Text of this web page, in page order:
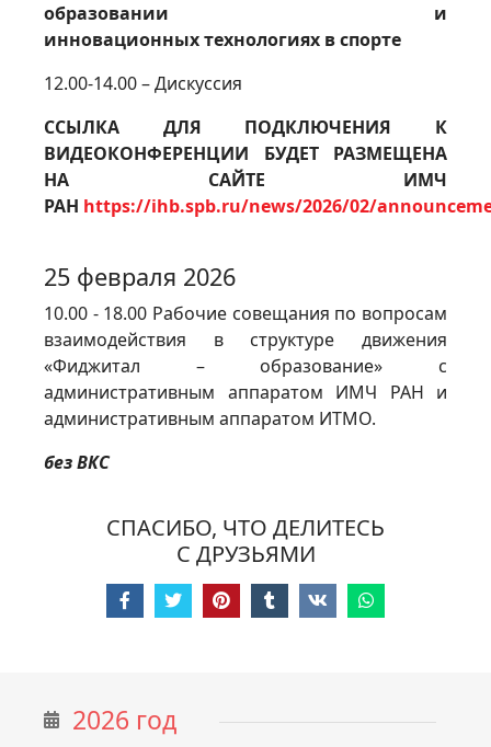
образовании и
инновационных технологиях в спорте
12.00-14.00 – Дискуссия
ССЫЛКА ДЛЯ ПОДКЛЮЧЕНИЯ К
ВИДЕОКОНФЕРЕНЦИИ БУДЕТ РАЗМЕЩЕНА
НА САЙТЕ ИМЧ
РАН https://ihb.spb.ru/news/2026/02/
25 февраля 2026
10.00 - 18.00 Рабочие совещания по вопросам
взаимодействия в структуре движения
«Фиджитал – образование» с
административным аппаратом ИМЧ РАН и
административным аппаратом ИТМО.
без ВКС
СПАСИБО, ЧТО ДЕЛИТЕСЬ
С ДРУЗЬЯМИ
2026 год